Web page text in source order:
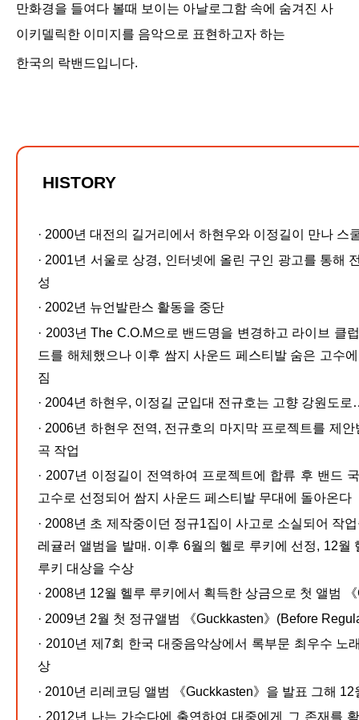
만화경을 들여다 볼때 보이는 아날로그함 속에 숨겨진 사
이키델릭한 이미지를 음악으로 표현하고자 하는
한국의 락밴드입니다.
HISTORY
· 2000년 대전의 길거리에서 하현우와 이정길이 만나 스
· 2001년 서울로 상경, 인터넷에 올린 구인 광고를 통해
성
· 2002년 뉴언발란스 활동을 중단
· 2003년 The C.O.M으로 밴드명을 변경하고 라이브 클
드를 해체했으나 이후 쌈지 사운드 페스티발 숨은 고수
짐
· 2004년 하현우, 이정길 군입대 전규호는 고향 강원도
· 2006년 하현우 전역, 전규호의 마지막 프로젝트를 제
곡 작업
· 2007년 이정길이 전역하여 프로젝트에 합류 후 밴드
고수로 선정되어 쌈지 사운드 페스티발 무대에 돌아온다
· 2008년 초 제작중이던 정규1집이 사고로 소실되어 작
레귤러 앨범을 발매. 이후 6월의 헬로 루키에 선정, 12월
루키 대상을 수상
· 2008년 12월 헬루 루키에서 획득한 상금으로 첫 앨범
· 2009년 2월 첫 정규앨범 《Guckkasten》(Before
· 2010년 제7회 한국 대중음악상에서 록부문 최우수 노
상
· 2010년 리레코딩 앨범 《Guckkasten》을 발표 그해
· 2012년 나는 가수다에 출연하여 대중에게 그 존재를